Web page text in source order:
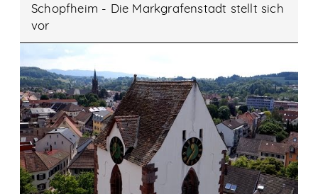
Schopfheim - Die Markgrafenstadt stellt sich
vor